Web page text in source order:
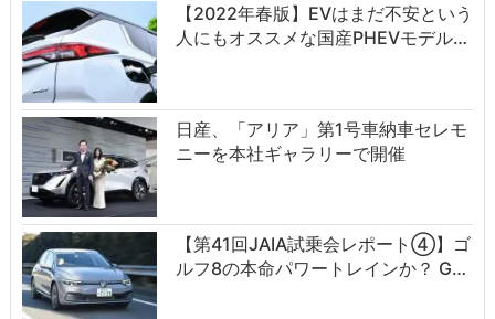
【2022年春版】EVはまだ不安という
人にもオススメな国産PHEVモデル…
日産、「アリア」第1号車納車セレモ
ニーを本社ギャラリーで開催
【第41回JAIA試乗会レポート④】ゴ
ルフ8の本命パワートレインか？ G…